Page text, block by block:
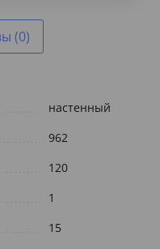
(0)
настенный
962
120
1
15